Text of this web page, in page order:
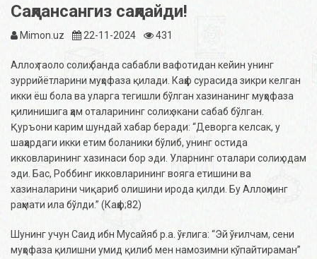
Сақлансангиз сақлайди!
Mimon.uz 22-11-2024 431
Аллоҳ таоло солиҳ банда сабабли вафотидан кейин унинг
зуррийётларини муҳофаза қилади. Каҳф сурасида зикри келган
икки ёш бола ва уларга тегишли бўлган хазинанинг муҳофаза
қилинишига ҳам оталарининг солиҳ экани сабаб бўлган.
Қуръони карим шундай хабар беради: “Деворга келсак, у
шаҳардаги икки етим боланики бўлиб, унинг остида
икковларининг хазинаси бор эди. Уларнинг оталари солиҳ одам
эди. Бас, Роббинг икковларининг вояга етишини ва
хазиналарини чиқариб олишини ирода қилди. Бу Аллоҳнинг
раҳмати ила бўлди.” (Каҳф;82)
Шунинг учун Саид ибн Мусайяб р.а. ўғлига: “Эй ўғилчам, сени
муҳофаза қилишни умид қилиб мен намозимни кўпайтираман”